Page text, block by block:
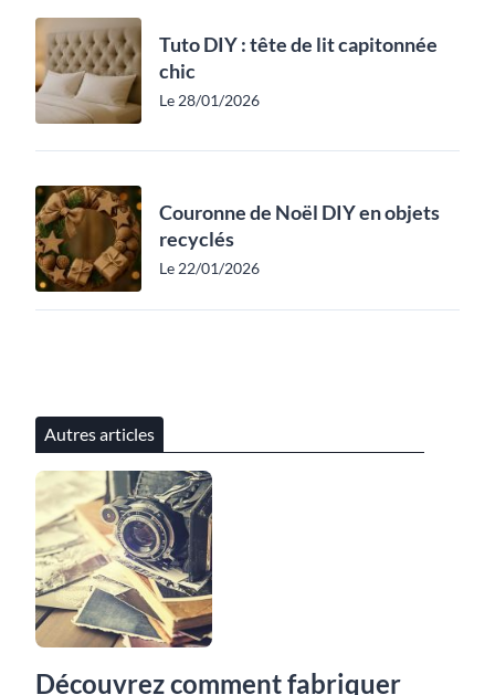
Tuto DIY : tête de lit capitonnée
chic
Le 28/01/2026
Couronne de Noël DIY en objets
recyclés
Le 22/01/2026
Autres articles
Découvrez comment fabriquer